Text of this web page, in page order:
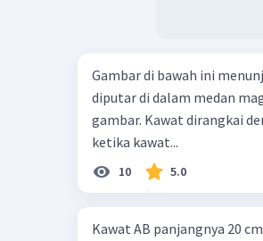
Gambar di bawah ini
diputar di dalam medan
gambar. Kawat dirangkai
ketika kawat...
10 5.0
Kawat AB panjangnya 20